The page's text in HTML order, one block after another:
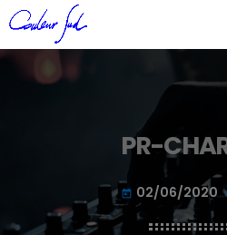
PR-
today 02/06/2020